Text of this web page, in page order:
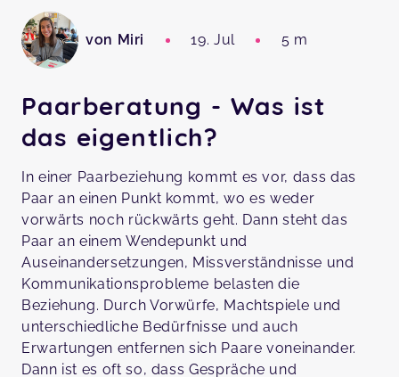
von Miri 19. Jul 5 m
Paarberatung - Was ist
das eigentlich?
In einer Paarbeziehung kommt es vor, dass das
Paar an einen Punkt kommt, wo es weder
vorwärts noch rückwärts geht. Dann steht das
Paar an einem Wendepunkt und
Auseinandersetzungen, Missverständnisse und
Kommunikationsprobleme belasten die
Beziehung. Durch Vorwürfe, Machtspiele und
unterschiedliche Bedürfnisse und auch
Erwartungen entfernen sich Paare voneinander.
Dann ist es oft so, dass Gespräche und